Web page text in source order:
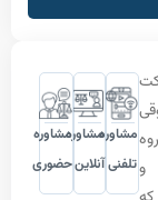
مشاوره
حضوری